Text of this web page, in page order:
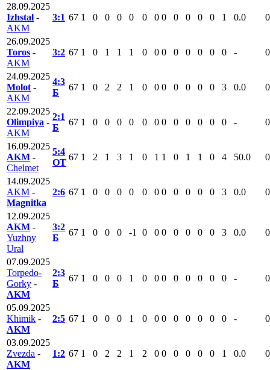
28.09.2025
Izhstal -
AKM
3:1 67 1 0 0 0 0 0 0 0 0 0 0 0 1 0.0 0
26.09.2025
Toros -
AKM
3:2 67 1 0 1 1 1 0 0 0 0 0 0 0 0 - 0
24.09.2025
Molot -
AKM
4:3
Б
67 1 0 2 2 1 0 0 0 0 0 0 0 3 0.0 0
22.09.2025
Olimpiya -
AKM
2:1
Б
67 1 0 0 0 0 0 0 0 0 0 0 0 0 - 0
16.09.2025
AKM -
Chelmet
5:4
ОТ
67 1 2 1 3 1 0 1 1 0 1 1 0 4 50.0 0
14.09.2025
AKM -
Magnitka
2:6 67 1 0 0 0 0 0 0 0 0 0 0 0 3 0.0 0
12.09.2025
AKM -
Yuzhny
Ural
3:2
Б
67 1 0 0 0 -1 0 0 0 0 0 0 0 3 0.0 0
07.09.2025
Torpedo-
Gorky -
AKM
2:3
Б
67 1 0 0 0 1 0 0 0 0 0 0 0 0 - 0
05.09.2025
Khimik -
AKM
2:5 67 1 0 0 0 1 0 0 0 0 0 0 0 0 - 0
03.09.2025
Zvezda -
AKM
1:2 67 1 0 2 2 1 2 0 0 0 0 0 0 1 0.0 0